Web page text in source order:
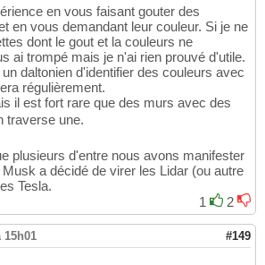
en vous faisant gouter des
en vous demandant leur couleur. Si je ne
dont le gout et la couleurs ne
ai trompé mais je n'ai rien prouvé d'utile.
daltonien d'identifier des couleurs avec
régulièrement.
il est fort rare que des murs avec des
traverse une.
plusieurs d'entre nous avons manifester
a décidé de virer les Lidar (ou autre
Tesla.
1
2
15h01 #149